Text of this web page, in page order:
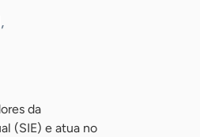
da
(SIE) e atua no